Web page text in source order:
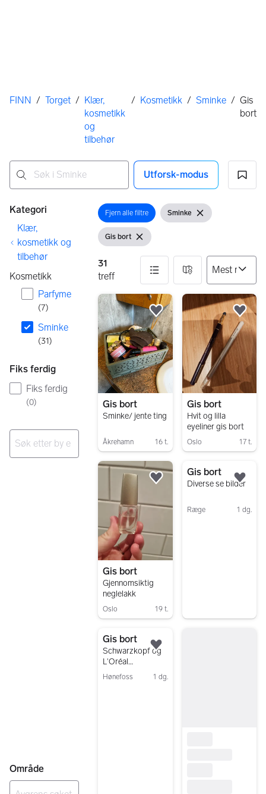
Her er du
FINN / Torget / Klær,
kosmetikk
og
tilbehør
/ Kosmetikk / Sminke / Gis
bort
Utforsk-modus
Filtre
Kategori
Klær,
kosmetikk og
tilbehør
Kosmetikk
Parfyme
(7)
Sminke
(31)
Fiks ferdig
Fiks ferdig
(0)
Område
Åpne filter
Fjern alle filtre Vis filter
Sminke Fjern filter
Vis filter
Gis bort Fjern filter
31
treff
31 resultater
Gis bort
Sminke/ jente ting
Åkrehamn 16 t.
Legg til som favoritt.
Gis bort
Hvit og lilla
eyeliner gis bort
Oslo 17 t.
Gis bort
Gjennomsiktig
neglelakk
Oslo 19 t.
Legg til som favoritt.
Gis bort
Diverse se bilder
Ræge 1 dg.
Gis bort
Schwarzkopf og
L'Oréal
hårfargepakker
Hønefoss 1 dg.